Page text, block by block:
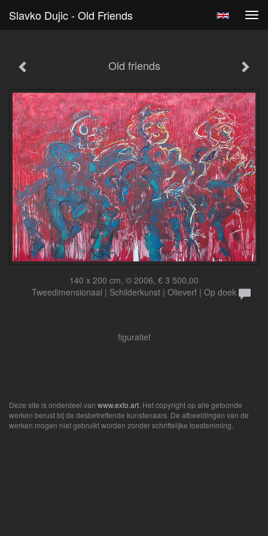
Slavko Dujic - Old Friends
Old friends
140 x 200 cm, © 2006, € 3 500,00
Tweedimensionaal | Schilderkunst | Olieverf | Op doek
figuratief
Deze site is onderdeel van www.exto.art . Het copyright op alle getoonde
werken berust bij de desbetreffende kunstenaars. De afbeeldingen van de
werken mogen niet gebruikt worden zonder schriftelijke toestemming.